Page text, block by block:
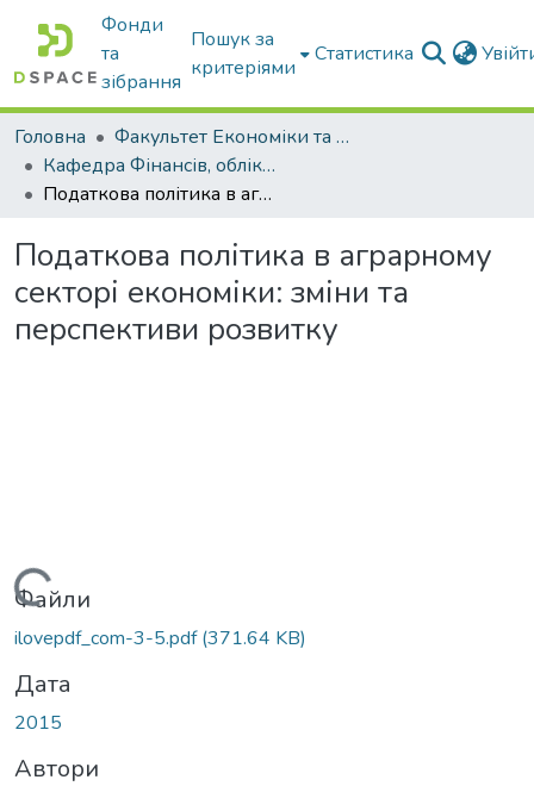
Фонди
та
зібрання
Пошук за
критеріями
Статистика
Головна
Факультет Економіки та бізнесу
Кафедра Фінансів, обліку і оподаткування
Податкова політика в аграрному секторі економіки: зміни та перспективи розвитку
Податкова політика в аграрному
секторі економіки: зміни та
перспективи розвитку
Вантажиться...
Файли
ilovepdf_com-3-5.pdf(371.64 KB)
Дата
2015
Автори